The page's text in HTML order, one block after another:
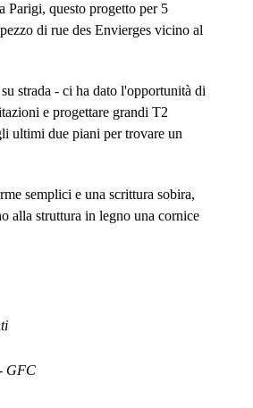
Parigi, questo progetto per 5
di rue des Envierges vicino al
strada - ci ha dato l'opportunità di
e progettare grandi T2
ultimi due piani per trovare un
semplici e una scrittura sobira,
alla struttura in legno una cornice
GFC